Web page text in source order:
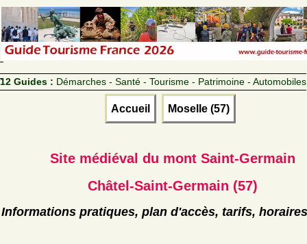
12 Guides : Démarches - Santé - Tourisme - Patrimoine - Automobiles
Accueil Moselle (57)
Site médiéval du mont Saint-Germain
Châtel-Saint-Germain (57)
Informations pratiques, plan d'accès, tarifs, horaires